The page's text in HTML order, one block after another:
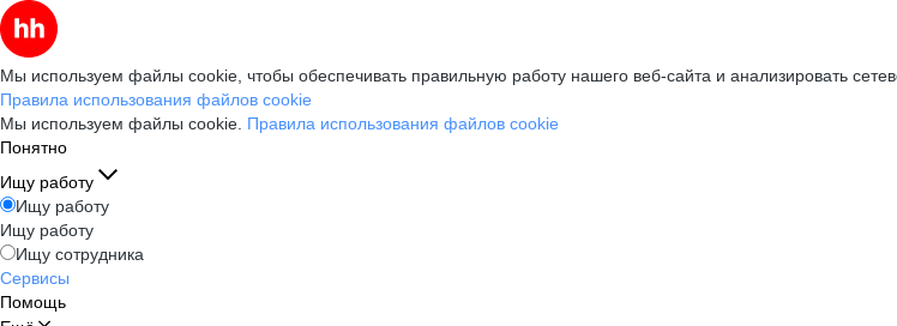
Мы используем файлы cookie, чтобы обеспечивать правильную работу нашего веб-сайта и анализировать
Правила использования файлов cookie
Мы используем файлы cookie. Правила использования файлов cookie
Понятно
Ищу работу
Ищу работу
Ищу работу
Ищу сотрудника
Сервисы
Помощь